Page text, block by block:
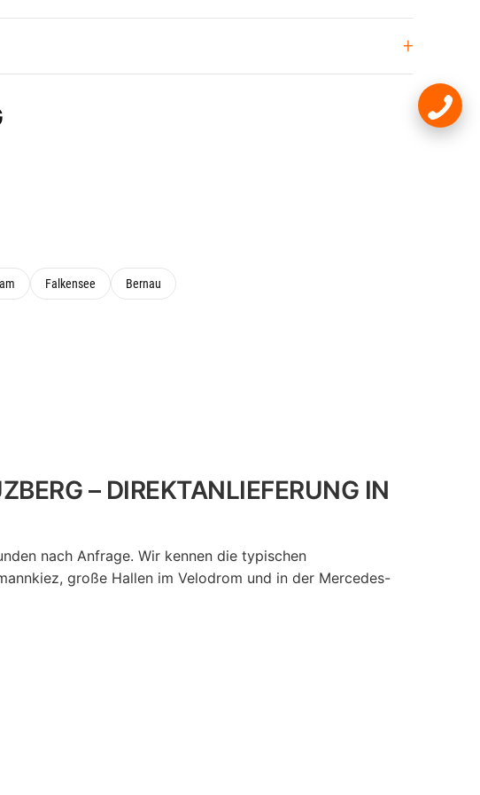
Falkensee Bernau
– DIREKTANLIEFERUNG IN
nach Anfrage. Wir kennen die typischen
große Hallen im Velodrom und in der Mercedes-